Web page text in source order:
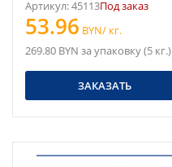
Артикул: 45113Под заказ
53.96 BYN/ кг.
269.80 BYN за упаковку (5 кг.)
ЗАКАЗАТЬ